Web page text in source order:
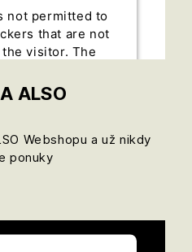
not permitted to
that are not
visitor. The
to add this
of technologies
Consent
ALSO
Webshopu a už nikdy
ponuky